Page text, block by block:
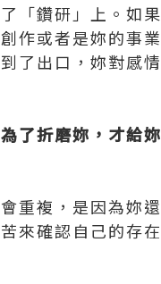
「鑽研」上。如果
作或者是妳的事業
了出口，妳對感情
了折磨妳，才給妳
重複，是因為妳還
來確認自己的存在